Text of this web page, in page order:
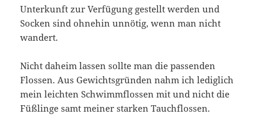
Unterkunft zur Verfügung gestellt werden und
Socken sind ohnehin unnötig, wenn man nicht
wandert.
Nicht daheim lassen sollte man die passenden
Flossen. Aus Gewichtsgründen nahm ich lediglich
mein leichten Schwimmflossen mit und nicht die
Füßlinge samt meiner starken Tauchflossen.